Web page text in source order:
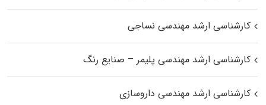
کارشناسی ارشد مهندسی نساجی
کارشناسی ارشد مهندسی پلیمر – صنایع رنگ
کارشناسی ارشد مهندسی داروسازی